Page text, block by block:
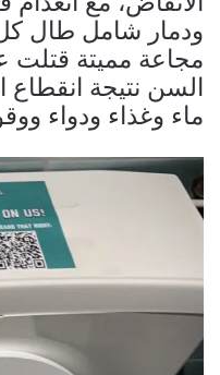
ودمار شامل طال
مجاعة مميتة قتلت
السن نتيجة انقطاع
ماء وغذاء ودواء